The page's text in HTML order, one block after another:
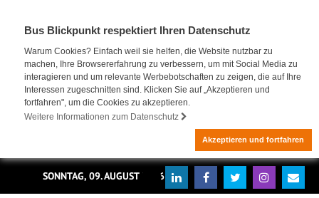
Bus Blickpunkt respektiert Ihren Datenschutz
Warum Cookies? Einfach weil sie helfen, die Website nutzbar zu
machen, Ihre Browsererfahrung zu verbessern, um mit Social Media zu
interagieren und um relevante Werbebotschaften zu zeigen, die auf Ihre
Interessen zugeschnitten sind. Klicken Sie auf „Akzeptieren und
fortfahren", um die Cookies zu akzeptieren.
Weitere Informationen zum Datenschutz
Akzeptieren und fortfahren
SONNTAG, 09. AUGUST 2026